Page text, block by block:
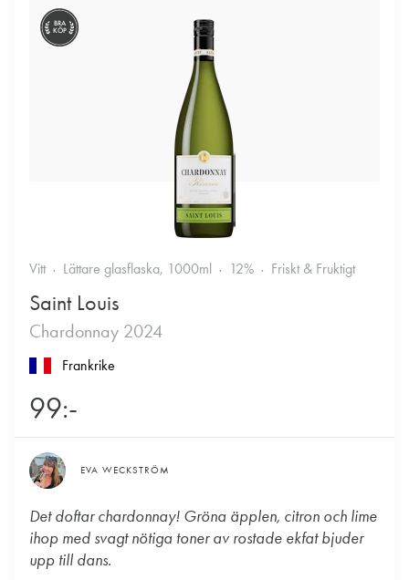
BRA
KÖP
Vitt Lättare glasflaska, 1000ml 12% Friskt & Fruktigt
Saint Louis
Chardonnay 2024
Frankrike
99:-
EVA WECKSTRÖM
Det doftar chardonnay! Gröna äpplen, citron och lime
ihop med svagt nötiga toner av rostade ekfat bjuder
upp till dans.